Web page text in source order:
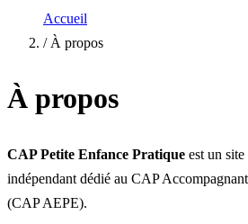
Accueil
/ À propos
À propos
CAP Petite Enfance Pratique est un
indépendant dédié au CAP
(CAP AEPE).